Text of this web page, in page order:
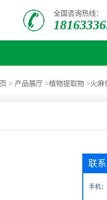
全国咨询热线：
> 产品展厅 >植物提取物 >火麻
联
手机：